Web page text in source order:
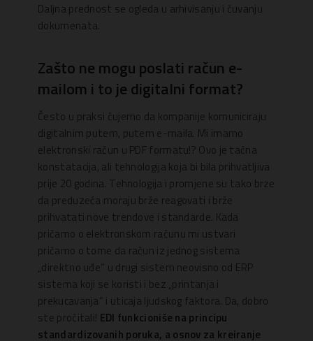
Daljna prednost se ogleda u arhivisanju i čuvanju
dokumenata.
Zašto ne mogu poslati račun e-
mailom i to je digitalni format?
Često u praksi čujemo da kompanije komuniciraju
digitalnim putem, putem e-maila. Mi imamo
elektronski račun u PDF formatu!? Ovo je tačna
konstatacija, ali tehnologija koja bi bila prihvatljiva
prije 20 godina. Tehnologija i promjene su tako brze
da preduzeća moraju brže reagovati i brže
prihvatati nove trendove i standarde. Kada
pričamo o elektronskom računu mi ustvari
pričamo o tome da račun iz jednog sistema
„direktno uđe“ u drugi sistem neovisno od ERP
sistema koji se koristi i bez „printanja i
prekucavanja“ i uticaja ljudskog faktora. Da, dobro
ste pročitali! EDI funkcioniše na principu
standardizovanih poruka, a osnov za kreiranje